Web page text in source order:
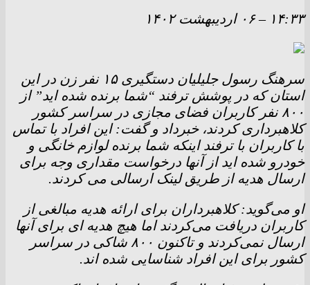
۱۴:۳۳ – ۰۶ ارديبهشت ۱۴۰۲
سرهنگ رسول جلیلیان دستگیری ۱۵ نفر زن در این
استان که در پوشش ترفند “شما برنده شده اید” از
۸۰۰ نفر کاربران فضای مجازی در سراسر کشور
کلاهبرداری کردند، خبرداد و گفت: این افراد با تماس
با کاربران با ترفند اینکه شما برنده لوازم خانگی و
خودرو شده اید از آنها درخواست مقداری وجه برای
ارسال هدیه از طریق لینک ارسالی می کردند.
او می‌گوید: کلاهبرداران برای ارائه هدیه مبالغی از
کاربران دریافت می‌کردند اما هیچ هدیه ای برای آنها
ارسال نمی‌کردند و تاکنون ۸۰۰ شاکی در سراسر
کشور برای این افراد شناسایی شده اند.